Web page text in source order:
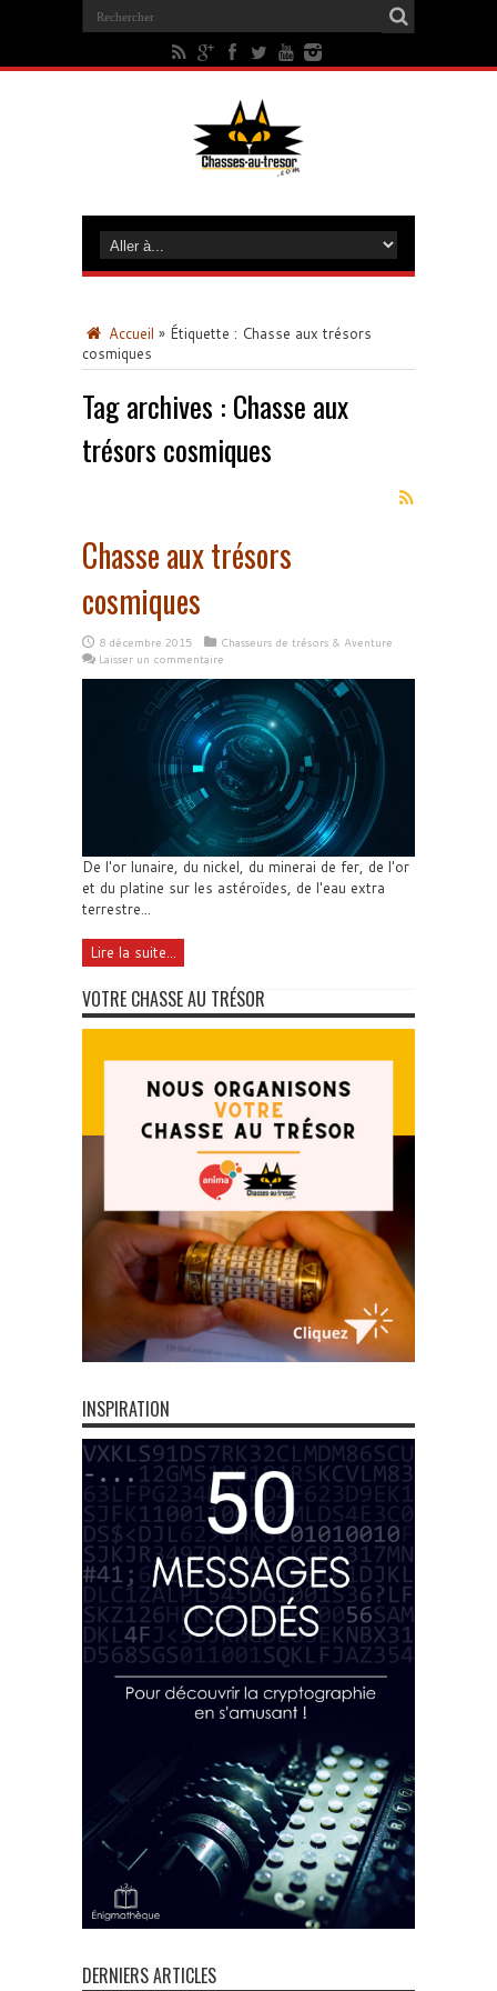
Accueil » Étiquette : Chasse aux trésors
cosmiques
Tag archives : Chasse aux
trésors cosmiques
Chasse aux trésors
cosmiques
8 décembre 2015
Chasseurs de trésors & Aventure
Laisser un commentaire
De l'or lunaire, du nickel, du minerai de fer, de l'or
et du platine sur les astéroïdes, de l'eau extra
terrestre...
Lire la suite...
VOTRE CHASSE AU TRÉSOR
INSPIRATION
DERNIERS ARTICLES